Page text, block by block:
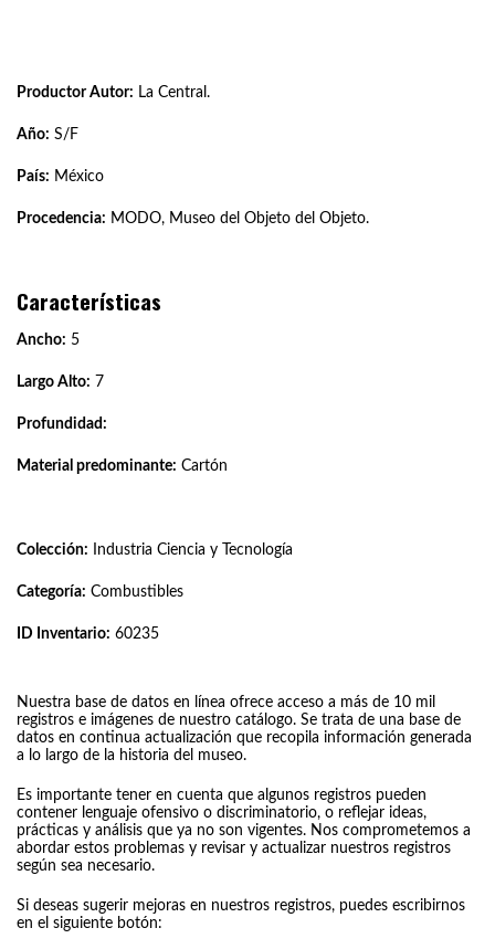
Productor Autor: La Central.
Año: S/F
País: México
Procedencia: MODO, Museo del Objeto del Objeto.
Características
Ancho: 5
Largo Alto: 7
Profundidad:
Material predominante: Cartón
Colección: Industria Ciencia y Tecnología
Categoría: Combustibles
ID Inventario: 60235
Nuestra base de datos en línea ofrece acceso a más de 10 mil
registros e imágenes de nuestro catálogo. Se trata de una base de
datos en continua actualización que recopila información generada
a lo largo de la historia del museo.
Es importante tener en cuenta que algunos registros pueden
contener lenguaje ofensivo o discriminatorio, o reflejar ideas,
prácticas y análisis que ya no son vigentes. Nos comprometemos a
abordar estos problemas y revisar y actualizar nuestros registros
según sea necesario.
Si deseas sugerir mejoras en nuestros registros, puedes escribirnos
en el siguiente botón: